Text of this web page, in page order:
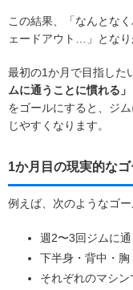
この結果、「なんとな
ェードアウト…」となり
最初の1か月で目指した
ムに通うことに慣れる
をゴールにすると、ジ
じやすくなります。
1か月目の現実的な
例えば、次のようなゴー
週2〜3回ジムに
下半身・背中・
それぞれのマシ